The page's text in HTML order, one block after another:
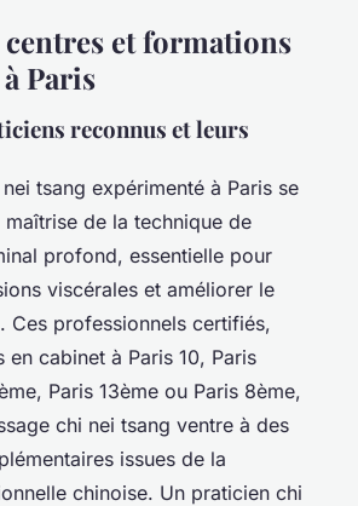
et formations
Paris
reconnus et leurs
tsang expérimenté à Paris se
de la technique de
profond, essentielle pour
viscérales et améliorer le
Ces professionnels certifiés,
en cabinet à Paris 10, Paris
Paris 13ème ou Paris 8ème,
chi nei tsang ventre à des
issues de la
chinoise. Un praticien chi